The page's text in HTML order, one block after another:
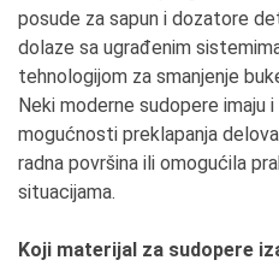
posude za sapun i dozatore
dolaze sa ugrađenim
tehnologijom za smanjenje
Neki moderne sudopere imaju
mogućnosti preklapanja
radna površina ili omogućila
situacijama.
Koji materijal za sudopere